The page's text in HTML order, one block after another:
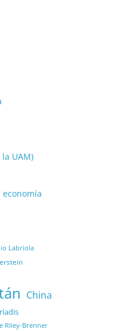
UAM)
economía
Labriola
China
Riley-Brenner